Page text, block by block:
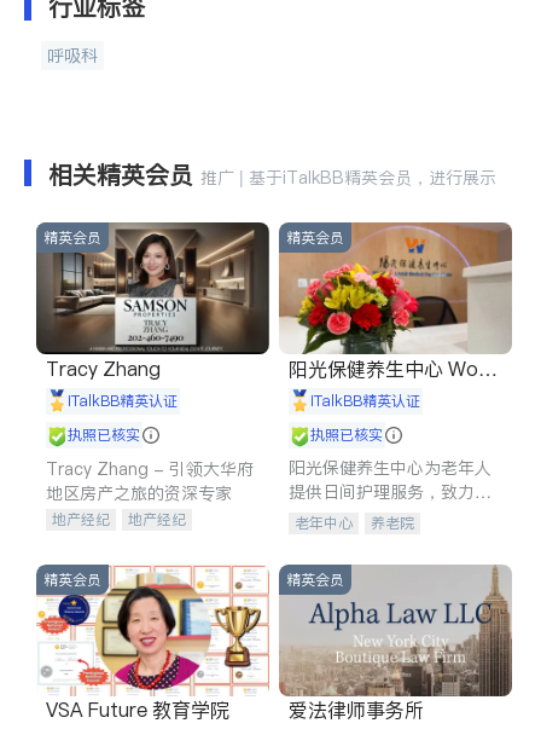
行业标签
呼吸科
相关精英会员 推广 | 基于iTalkBB精英会员，进行展示
精英会员
Tracy Zhang
iTalkBB精英认证
执照已核实
Tracy Zhang - 引领大华府
地区房产之旅的资深专家
地产经纪
地产经纪
商铺租售
开发商建商
精英会员
阳光保健养生中心 World
shine
iTalkBB精英认证
执照已核实
阳光保健养生中心为老年人
提供日间护理服务，致力于
通过持续的护理创新来有效
老年中心 养老院
精英会员
VSA Future 教育学院
精英会员
爱法律师事务所